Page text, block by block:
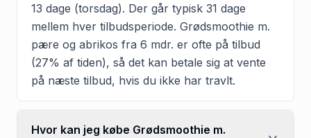
13 dage (torsdag). Der går typisk 31 dage
mellem hver tilbudsperiode. Grødsmoothie m.
pære og abrikos fra 6 mdr. er ofte på tilbud
(27% af tiden), så det kan betale sig at vente
på næste tilbud, hvis du ikke har travlt.
Hvor kan jeg købe Grødsmoothie m.